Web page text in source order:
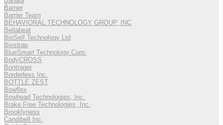
Barner
Barrier Team
BEHAVIORAL TECHNOLOGY GROUP, INC
Bellabeat
BioSelf Technology Ltd
Biostrap
BlueSmart Technology Corp.
BodyCROSS
Bontrager
Borderless Inc.
BOTTLE ZEST
Bowflex
Bowhead Technologies, Inc.
Brake Free Technologies, Inc.
Brooklyness
Candibell Inc.